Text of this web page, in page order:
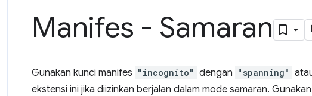
Manifes - Samaran
Gunakan kunci manifes "incognito" dengan "spanning"
ekstensi ini jika diizinkan berjalan dalam mode samaran. Gunakan